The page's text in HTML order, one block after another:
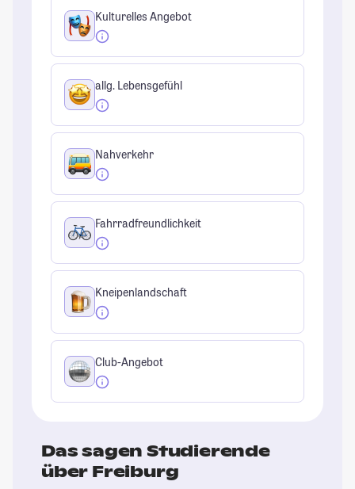
Kulturelles Angebot
allg. Lebensgefühl
Nahverkehr
Fahrradfreundlichkeit
Kneipenlandschaft
Club-Angebot
Das sagen Studierende
über Freiburg